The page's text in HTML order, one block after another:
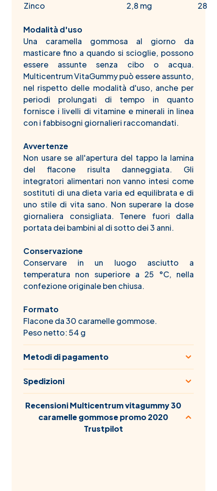
Zinco
2,8 mg 28
Modalità d'uso
Una caramella gommosa al giorno da
masticare fino a quando si scioglie, possono
essere assunte senza cibo o acqua.
Multicentrum VitaGummy può essere assunto,
nel rispetto delle modalità d'uso, anche per
periodi prolungati di tempo in quanto
fornisce i livelli di vitamine e minerali in linea
con i fabbisogni giornalieri raccomandati.
Avvertenze
Non usare se all'apertura del tappo la lamina
del flacone risulta danneggiata. Gli
integratori alimentari non vanno intesi come
sostituti di una dieta varia ed equilibrata e di
uno stile di vita sano. Non superare la dose
giornaliera consigliata. Tenere fuori dalla
portata dei bambini al di sotto dei 3 anni.
Conservazione
Conservare in un luogo asciutto a
temperatura non superiore a 25 °C, nella
confezione originale ben chiusa.
Formato
Flacone da 30 caramelle gommose.
Peso netto: 54 g
Metodi di pagamento
Spedizioni
Recensioni Multicentrum vitagummy 30
caramelle gommose promo 2020
Trustpilot